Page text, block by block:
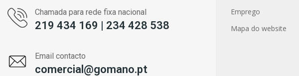
Chamada para rede fixa nacional
219 434 169 | 234 428 538
Email contacto
comercial@gomano.pt
Emprego
Mapa do website